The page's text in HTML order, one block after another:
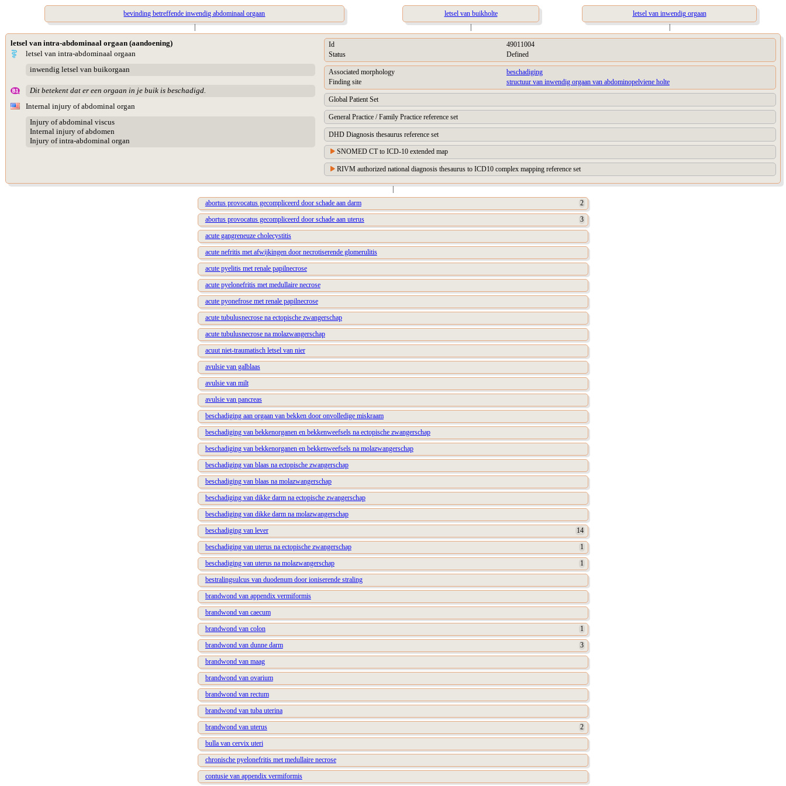
bevinding betreffende inwendig abdominaal orgaan letsel van buikholte
letsel van inwendig orgaan
|
| |
letsel van intra-abdominaal orgaan (aandoening)
letsel van intra-abdominaal orgaan
inwendig letsel van buikorgaan
Dit betekent dat er een orgaan in je buik is beschadigd.
Internal injury of abdominal organ
Injury of abdominal viscus
Internal injury of abdomen
Injury of intra-abdominal organ
Id
49011004
Status
Defined
Associated morphology
beschadiging
Finding site
structuur van inwendig orgaan van abdominopelviene holte
Global Patient Set
General Practice / Family Practice reference set
DHD Diagnosis thesaurus reference set
SNOMED CT to ICD-10 extended map
RIVM authorized national diagnosis thesaurus to ICD10 complex mapping reference set
|
abortus provocatus gecompliceerd door schade aan darm
2
abortus provocatus gecompliceerd door schade aan uterus
3
acute gangreneuze cholecystitis
acute nefritis met afwijkingen door necrotiserende glomerulitis
acute pyelitis met renale papilnecrose
acute pyelonefritis met medullaire necrose
acute pyonefrose met renale papilnecrose
acute tubulusnecrose na ectopische zwangerschap
acute tubulusnecrose na molazwangerschap
acuut niet-traumatisch letsel van nier
avulsie van galblaas
avulsie van milt
avulsie van pancreas
beschadiging aan orgaan van bekken door onvolledige miskraam
beschadiging van bekkenorganen en bekkenweefsels na ectopische zwangerschap
beschadiging van bekkenorganen en bekkenweefsels na molazwangerschap
beschadiging van blaas na ectopische zwangerschap
beschadiging van blaas na molazwangerschap
beschadiging van dikke darm na ectopische zwangerschap
beschadiging van dikke darm na molazwangerschap
beschadiging van lever
14
beschadiging van uterus na ectopische zwangerschap
1
beschadiging van uterus na molazwangerschap
1
bestralingsulcus van duodenum door ioniserende straling
brandwond van appendix vermiformis
brandwond van caecum
brandwond van colon
1
brandwond van dunne darm
3
brandwond van maag
brandwond van ovarium
brandwond van rectum
brandwond van tuba uterina
brandwond van uterus
2
bulla van cervix uteri
chronische pyelonefritis met medullaire necrose
contusie van appendix vermiformis